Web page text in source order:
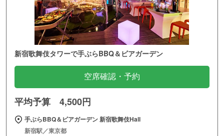
新宿歌舞伎タワーで手ぶらBBQ＆ビアガーデン
空席確認・予約
平均予算 4,500円
手ぶらBBQ＆ビアガーデン 新宿歌舞伎Hall
新宿駅／東京都